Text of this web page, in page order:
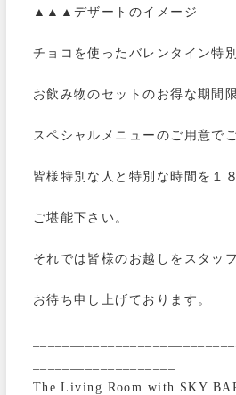
▲▲▲デザートのイメージ
チョコを使ったバレンタイン特
お飲み物のセットのお得な期間
スペシャルメニューのご用意で
皆様特別な人と特別な時間を１
ご堪能下さい。
それでは皆様のお越しをスタッ
お待ち申し上げております。
The Living Room with SKY